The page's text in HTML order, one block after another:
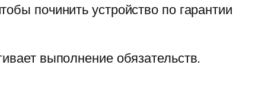
починить устройство по гарантии
выполнение обязательств.